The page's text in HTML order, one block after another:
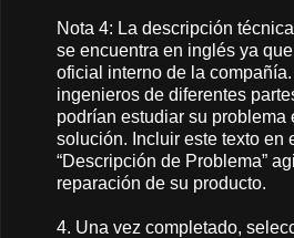
Nota 4: La descripción
se encuentra en inglés ya
oficial interno de la
ingenieros de diferentes
podrían estudiar su problema
solución. Incluir este texto en
“Descripción de Problema”
reparación de su producto.
4. Una vez completado,